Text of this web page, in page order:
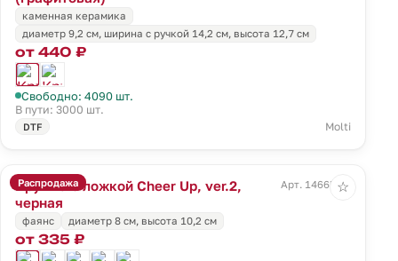
каменная керамика
диаметр 9,2 см, ширина с ручкой 14,2 см, высота 12,7 см
от 440 ₽
Свободно: 4090 шт.
В пути: 3000 шт.
DTF Molti
Распродажа
Кружка с ложкой Cheer Up, ver.2,
черная
Арт. 14665.30
фаянс диаметр 8 см, высота 10,2 см
от 335 ₽
☆